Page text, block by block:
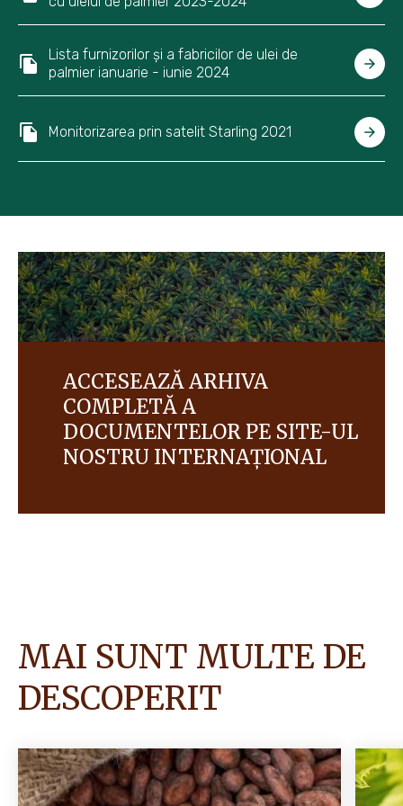
Lista furnizorilor și a fabricilor de ulei de
palmier ianuarie - iunie 2024
Monitorizarea prin satelit Starling 2021
ACCESEAZĂ ARHIVA
COMPLETĂ A
DOCUMENTELOR PE SITE-UL
NOSTRU INTERNAȚIONAL
MAI SUNT MULTE DE
DESCOPERIT